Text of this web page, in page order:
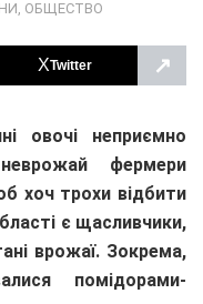
ОБЩЕСТВО
Twitter ↗
овочі неприємно
фермери
хоч трохи відбити
є щасливчики,
врожаї. Зокрема,
помідорами-